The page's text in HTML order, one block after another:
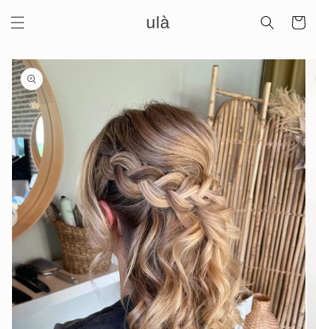
naar de
content
ulà
Ga direct naar
productinformatie